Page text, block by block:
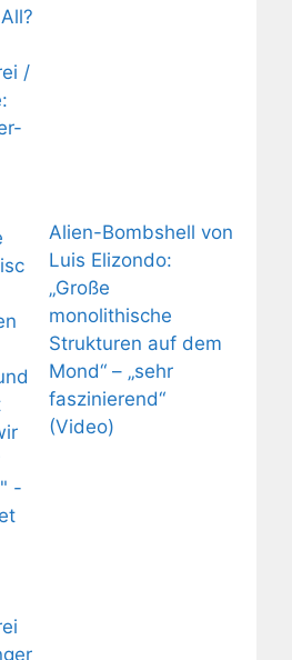
Alien-Bombshell von
Luis Elizondo:
„Große
monolithische
Strukturen auf dem
Mond“ – „sehr
faszinierend“
(Video)